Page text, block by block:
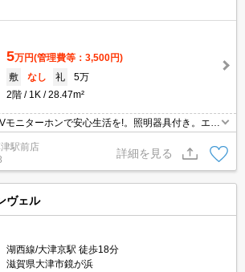
5万円(管理費等：3,500円)
敷
なし 礼
5万
2階
1K 28.47m²
モニターホンで安心生活を!。照明器具付き。エア
駅前店
詳細を見る
ヴェル
湖西線/大津京駅 徒歩18分
滋賀県大津市鏡が浜